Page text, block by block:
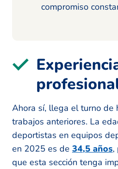
compromiso
Ahora sí, llega el turno de
trabajos anteriores. La
deportistas en equipos
en 2025 es de 34,5 años,
que esta sección tenga